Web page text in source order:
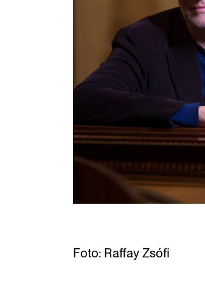
Talentutvikling
INTERNASJONALT
Utveksling
Internasjonal strategi
Samarbeidsprosjekter
Foto: Raffay Zsófi